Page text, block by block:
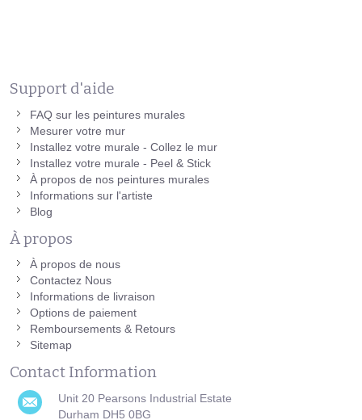
Support d'aide
FAQ sur les peintures murales
Mesurer votre mur
Installez votre murale - Collez le mur
Installez votre murale - Peel & Stick
À propos de nos peintures murales
Informations sur l'artiste
Blog
À propos
À propos de nous
Contactez Nous
Informations de livraison
Options de paiement
Remboursements & Retours
Sitemap
Contact Information
Unit 20 Pearsons Industrial Estate
Durham DH5 0BG